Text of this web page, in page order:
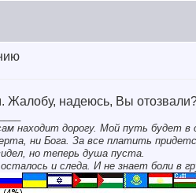
Жалобу, надеюсь, Вы
находит дорогу. Мой путь будет в
ни Бога. За все платить
но теперь душа пуста.
и следа. И не знает боли в